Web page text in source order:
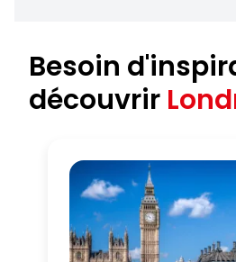
Besoin
découvrir